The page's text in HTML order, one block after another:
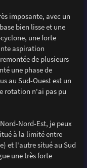
imposante, avec un
bien lisse et une
une forte
aspiration
de plusieurs
une phase de
au Sud-Ouest est un
rotation n'ai pas pu
Nord-Est, je peux
à la limité entre
et l'autre situé au Sud
une très forte